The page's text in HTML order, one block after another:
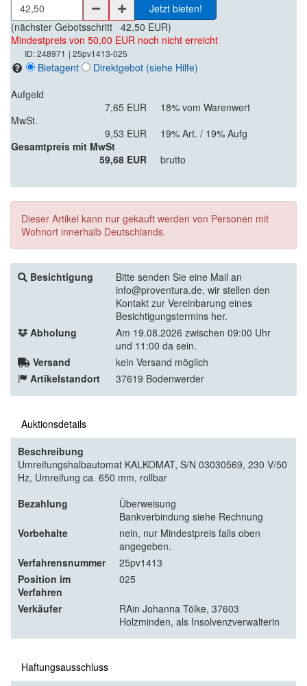
Jetzt bieten!
(nächster Gebotsschritt 42,50 EUR)
Mindestpreis von 50,00 EUR noch nicht erreicht
ID: 248971 | 25pv1413-025
Bietagent Direktgebot (siehe Hilfe)
Aufgeld
7,65 EUR
18% vom Warenwert
MwSt.
9,53 EUR
19% Art. / 19% Aufg
Gesamtpreis mit MwSt
59,68 EUR
brutto
Dieser Artikel kann nur gekauft werden von Personen mit
Wohnort innerhalb Deutschlands.
Besichtigung
Bitte senden Sie eine Mail an
info@proventura.de, wir stellen den
Kontakt zur Vereinbarung eines
Besichtigungstermins her.
Abholung
Am 19.08.2026 zwischen 09:00 Uhr
und 11:00 da sein.
Versand
kein Versand möglich
Artikelstandort
37619 Bodenwerder
Auktionsdetails
Beschreibung
Umreifungshalbautomat KALKOMAT, S/N 03030569, 230 V/50
Hz, Umreifung ca. 650 mm, rollbar
Bezahlung
Überweisung
Bankverbindung siehe Rechnung
Vorbehalte
nein, nur Mindestpreis falls oben
angegeben.
Verfahrensnummer
25pv1413
Position im
Verfahren
025
Verkäufer
RAin Johanna Tölke, 37603
Holzminden, als Insolvenzverwalterin
Haftungsausschluss